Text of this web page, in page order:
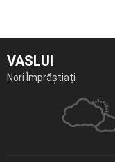
VASLUI
Nori Împrăștiați